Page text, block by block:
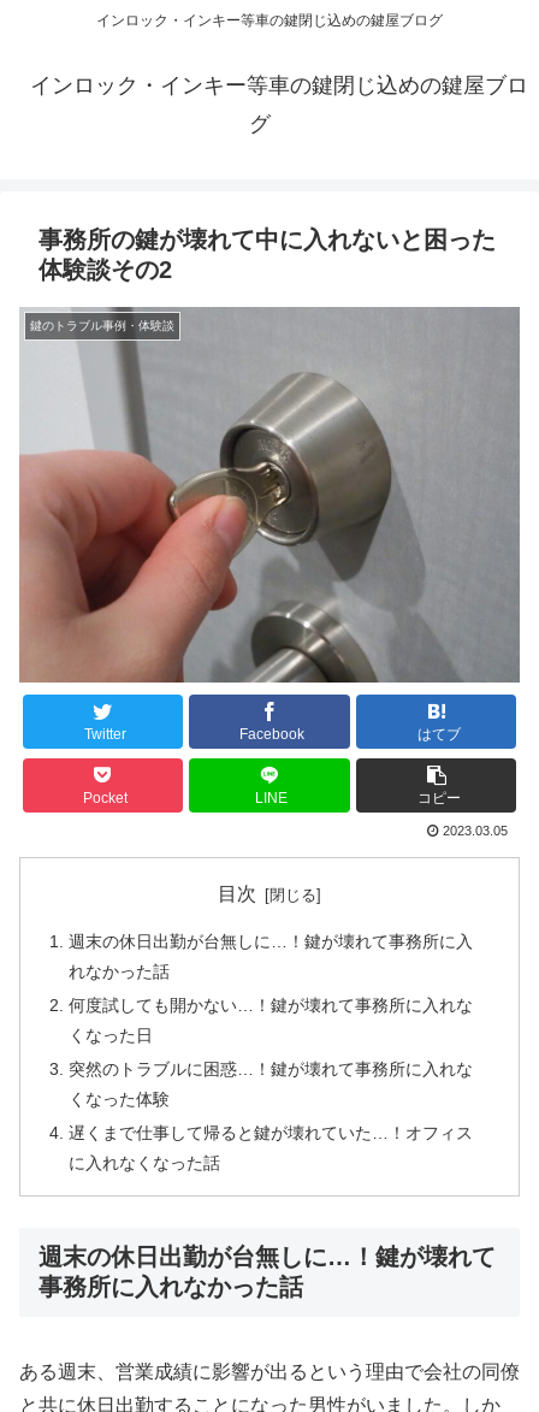
インロック・インキー等車の鍵閉じ込めの鍵屋ブログ
インロック・インキー等車の鍵閉じ込めの鍵屋ブロ
グ
事務所の鍵が壊れて中に入れないと困った
体験談その2
鍵のトラブル事例・体験談
Twitter Facebook はてブ
Pocket LINE コピー
2023.03.05
目次
週末の休日出勤が台無しに…！鍵が壊れて事務所に入
れなかった話
何度試しても開かない…！鍵が壊れて事務所に入れな
くなった日
突然のトラブルに困惑…！鍵が壊れて事務所に入れな
くなった体験
遅くまで仕事して帰ると鍵が壊れていた…！オフィス
に入れなくなった話
週末の休日出勤が台無しに…！鍵が壊れて
事務所に入れなかった話
ある週末、営業成績に影響が出るという理由で会社の同僚
と共に休日出勤することになった男性がいました。しか